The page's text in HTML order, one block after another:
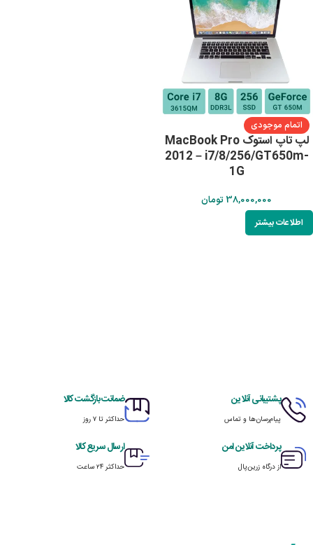
اتمام موجودی
لپ تاپ استوک MacBook Pro
2012 – i7/8/256/GT650m-
1G
38,000,000 تومان
اطلاعات بیشتر
پشتیبانی آنلاین
پیام‌رسان‌ها و تماس
ضمانت بازگشت کالا
حداکثر تا ۷ روز
پرداخت آنلاین امن
از درگاه زرین‌پال
ارسال سریع کالا
حداکثر ۲۴ ساعت